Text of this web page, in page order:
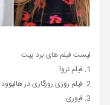
لیست فیلم های برد پیت
1. فیلم تروآ
2. فیلم روزی روزگاری در هالیوود
3. فیوری